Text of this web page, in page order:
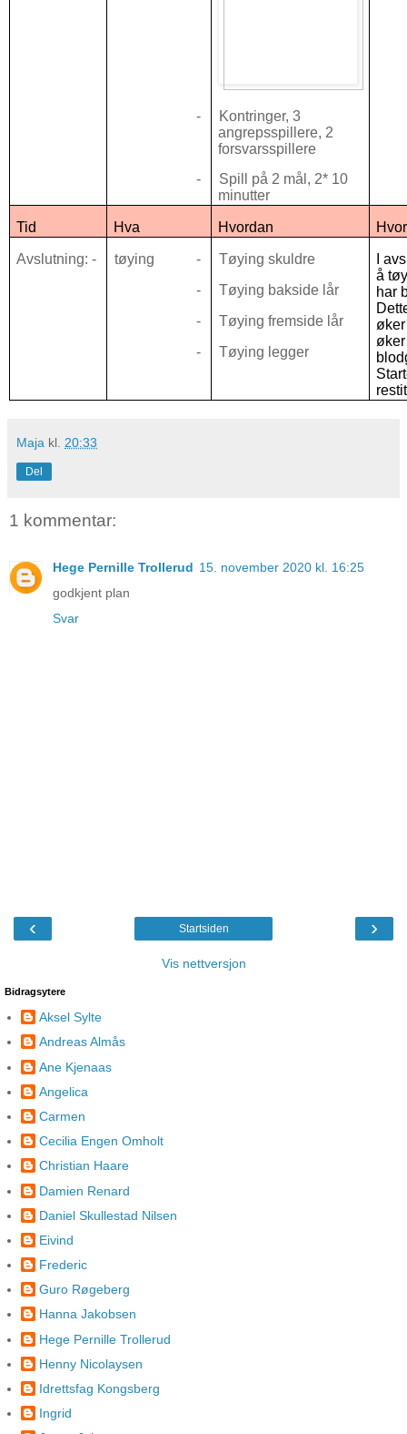
-
Kontringer, 3
angrepsspillere, 2
forsvarsspillere
-
Spill på 2 mål, 2* 10
minutter
Tid Hva Hvordan
Avslutning: - tøying -
Tøying skuldre
-
Tøying bakside lår
-
Tøying fremside lår
-
Tøying legger
I
å
har
øker
Maja kl. 20:33
Del
1 kommentar:
Hege Pernille Trollerud 15. november 2020 kl. 16:25
godkjent plan
Svar
‹ ›
Startsiden
Vis nettversjon
Bidragsytere
Aksel Sylte
Andreas Almås
Ane Kjenaas
Angelica
Carmen
Cecilia Engen Omholt
Christian Haare
Damien Renard
Daniel Skullestad Nilsen
Eivind
Frederic
Guro Røgeberg
Hanna Jakobsen
Hege Pernille Trollerud
Henny Nicolaysen
Idrettsfag Kongsberg
Ingrid